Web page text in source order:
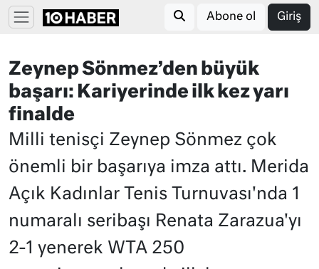
Abone ol Giriş
Zeynep Sönmez’den büyük
başarı: Kariyerinde ilk kez yarı
finalde
Milli tenisçi Zeynep Sönmez çok
önemli bir başarıya imza attı. Merida
Açık Kadınlar Tenis Turnuvası'nda 1
numaralı seribaşı Renata Zarazua'yı
2-1 yenerek WTA 250